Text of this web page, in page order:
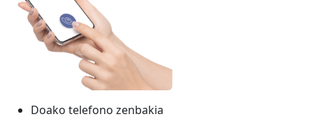
Doako telefono zenbakia